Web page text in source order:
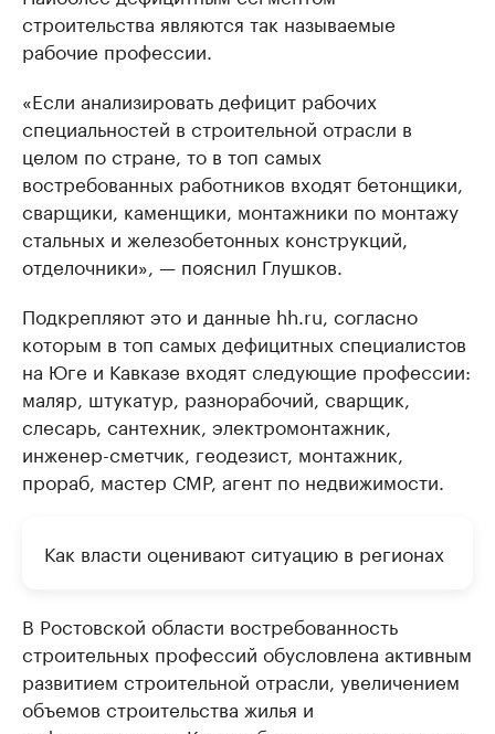
строительства являются так называемые
рабочие профессии.
«Если анализировать дефицит рабочих
специальностей в строительной отрасли в
целом по стране, то в топ самых
востребованных работников входят бетонщики,
сварщики, каменщики, монтажники по монтажу
стальных и железобетонных конструкций,
отделочники», — пояснил Глушков.
Подкрепляют это и данные hh.ru, согласно
которым в топ самых дефицитных специалистов
на Юге и Кавказе входят следующие профессии:
маляр, штукатур, разнорабочий, сварщик,
слесарь, сантехник, электромонтажник,
инженер-сметчик, геодезист, монтажник,
прораб, мастер СМР, агент по недвижимости.
Как власти оценивают ситуацию в регионах
В Ростовской области востребованность
строительных профессий обусловлена активным
развитием строительной отрасли, увеличением
объемов строительства жилья и